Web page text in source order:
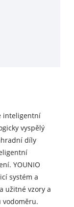
inteligentní
vyspělý
díly
YOUNIO
systém a
užitné vzory a
vodoměru.